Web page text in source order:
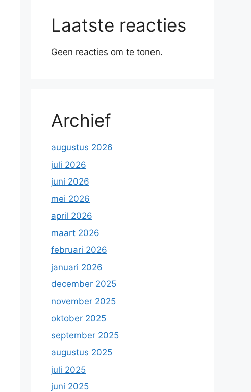
Laatste reacties
Geen reacties om te tonen.
Archief
augustus 2026
juli 2026
juni 2026
mei 2026
april 2026
maart 2026
februari 2026
januari 2026
december 2025
november 2025
oktober 2025
september 2025
augustus 2025
juli 2025
juni 2025